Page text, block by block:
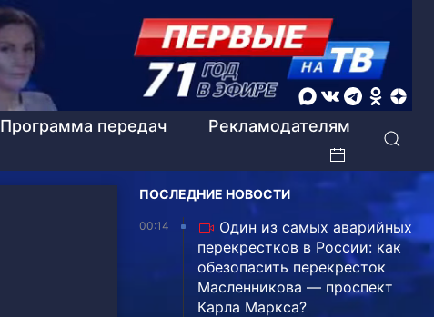
Программа передач
Рекламодателям
ПОСЛЕДНИЕ НОВОСТИ
00:14
Один из самых аварийных
перекрестков в России: как
обезопасить перекресток
Масленникова — проспект
Карла Маркса?